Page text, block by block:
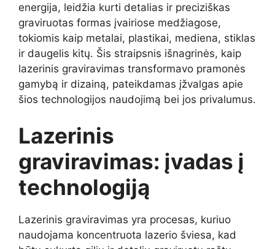
energija, leidžia kurti detalias ir preciziškas
graviruotas formas įvairiose medžiagose,
tokiomis kaip metalai, plastikai, mediena, stiklas
ir daugelis kitų. Šis straipsnis išnagrinės, kaip
lazerinis graviravimas transformavo pramonės
gamybą ir dizainą, pateikdamas įžvalgas apie
šios technologijos naudojimą bei jos privalumus.
Lazerinis
graviravimas: įvadas į
technologiją
Lazerinis graviravimas yra procesas, kuriuo
naudojama koncentruota lazerio šviesa, kad